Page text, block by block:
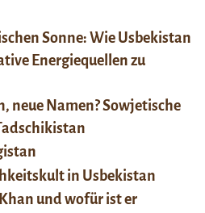
Sonne: Wie Usbekistan
Energiequellen zu
neue Namen? Sowjetische
in Usbekistan
und wofür ist er